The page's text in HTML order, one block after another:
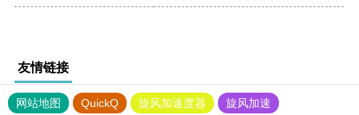
友情链接
网站地图 QuickQ 旋风加速度器
旋风加速